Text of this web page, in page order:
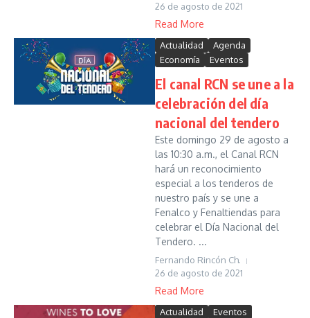
26 de agosto de 2021
Read More
Actualidad
Agenda
Economía
Eventos
El canal RCN se une a la
celebración del día
nacional del tendero
Este domingo 29 de agosto a
las 10:30 a.m., el Canal RCN
hará un reconocimiento
especial a los tenderos de
nuestro país y se une a
Fenalco y Fenaltiendas para
celebrar el Día Nacional del
Tendero. ...
Fernando Rincón Ch.
26 de agosto de 2021
Read More
Actualidad
Eventos